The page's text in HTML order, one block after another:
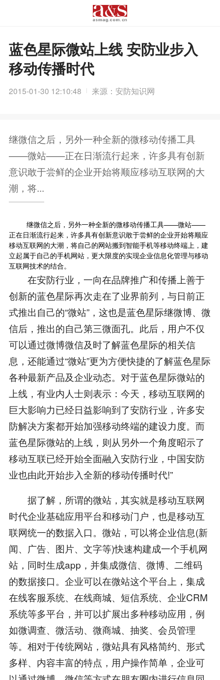
蓝色星际微站上线 安防业步入
移动传播时代
2015-01-30 12:10:48 来源：安防知识网
继微信之后，另外一种全新的微移动传播工具
——微站——正在日渐流行起来，许多具有创新
意识敢于尝鲜的企业开始将顺应移动互联网的大
潮，将...
继微信之后，另外一种全新的微移动传播工具——微站——
正在日渐流行起来，许多具有创新意识敢于尝鲜的企业开始将顺应
移动互联网的大潮，将自己的网站搬到智能手机等移动终端上，建
立起属于自己的手机网站，更大限度的实现企业信息化管理与移动
互联网技术的结合。
在安防行业，一向在品牌推广和传播上善于
创新的蓝色星际再次走在了业界前列，与日前正
式推出自己的“微站”，这也是蓝色星际继微博、微
信后，推出的自己第三微面孔。此后，用户不仅
可以通过微博微信及时了解蓝色星际的相关信
息，还能通过“微站”更为方便快捷的了解蓝色星际
各种最新产品及企业动态。对于蓝色星际微站的
上线，有业内人士则表示：今天，移动互联网的
巨大影响力已经日益影响到了安防行业，许多安
防解决方案都开始加强移动终端的建设力度。而
蓝色星际微站的上线，则从另外一个角度昭示了
移动互联已经开始全面融入安防行业，中国安防
业也由此开始步入全新的移动传播时代!”
据了解，所谓的微站，其实就是移动互联网
时代企业基础应用平台和移动门户，也是移动互
联网统一的数据入口。微站，可以将企业信息(新
闻、广告、图片、文字等)快速构建成一个手机网
站，同时生成app，并集成微信、微博、二维码
的数据接口。企业可以在微站这个平台上，集成
在线客服系统、在线商城、短信系统、企业CRM
系统等多平台，并可以扩展出多种移动应用，例
如微调查、微活动、微商城、抽奖、会员管理
等。相对于传统网站，微站具有风格简约、形式
多样、内容丰富的特点，用户操作简单，企业可